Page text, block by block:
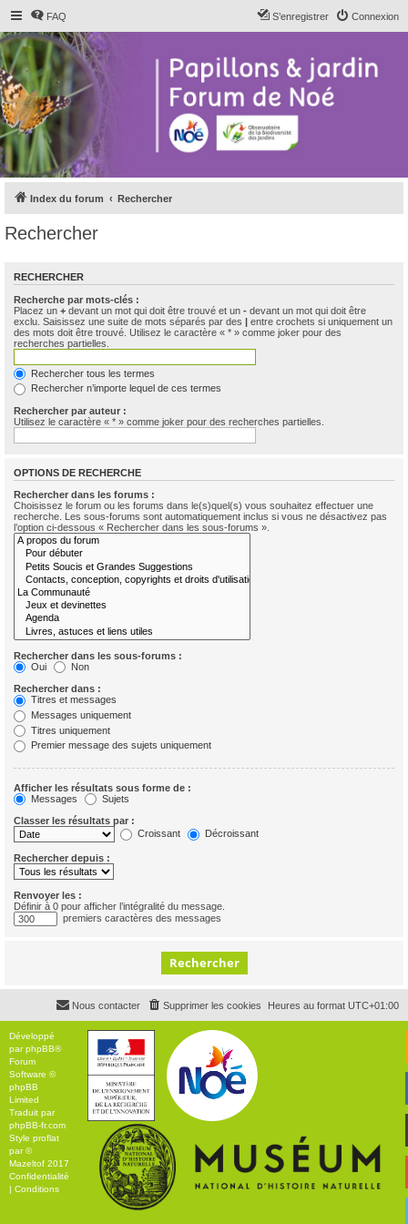
FAQ Connexion
S’enregistrer
Index du forum Rechercher
Rechercher
RECHERCHER
Recherche par mots-clés :
Placez un + devant un mot qui doit être trouvé et un - devant un mot qui doit être
exclu. Saisissez une suite de mots séparés par des | entre crochets si uniquement un
des mots doit être trouvé. Utilisez le caractère « * » comme joker pour des
recherches partielles.
Rechercher tous les termes
Rechercher n’importe lequel de ces termes
Rechercher par auteur :
Utilisez le caractère « * » comme joker pour des recherches partielles.
OPTIONS DE RECHERCHE
Rechercher dans les forums :
Choisissez le forum ou les forums dans le(s)quel(s) vous souhaitez effectuer une
recherche. Les sous-forums sont automatiquement inclus si vous ne désactivez pas
l’option ci-dessous « Rechercher dans les sous-forums ».
Rechercher dans les sous-forums :
Oui
Non
Rechercher dans :
Titres et messages
Messages uniquement
Titres uniquement
Premier message des sujets uniquement
Afficher les résultats sous forme de :
Messages
Sujets
Classer les résultats par :
Croissant
Décroissant
Rechercher depuis :
Renvoyer les :
Définir à 0 pour afficher l’intégralité du message.
premiers caractères des messages
Heures au format UTC+01:00
Supprimer les cookies
Nous contacter
Développé
parphpBB®
Forum
Software ©
phpBB
Limited
Traduit par
phpBB-fr.com
Style proflat
par ©
Mazeltof 2017
Confidentialité
Conditions